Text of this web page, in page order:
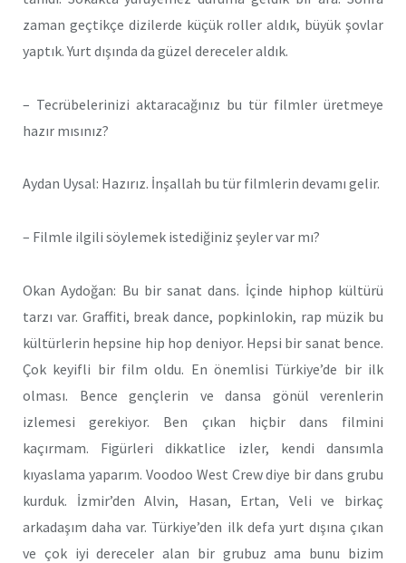
zaman geçtikçe dizilerde küçük roller aldık, büyük şovlar
yaptık. Yurt dışında da güzel dereceler aldık.
– Tecrübelerinizi aktaracağınız bu tür filmler üretmeye
hazır mısınız?
Aydan Uysal: Hazırız. İnşallah bu tür filmlerin devamı gelir.
– Filmle ilgili söylemek istediğiniz şeyler var mı?
Okan Aydoğan: Bu bir sanat dans. İçinde hiphop kültürü
tarzı var. Graffiti, break dance, popkinlokin, rap müzik bu
kültürlerin hepsine hip hop deniyor. Hepsi bir sanat bence.
Çok keyifli bir film oldu. En önemlisi Türkiye’de bir ilk
olması. Bence gençlerin ve dansa gönül verenlerin
izlemesi gerekiyor. Ben çıkan hiçbir dans filmini
kaçırmam. Figürleri dikkatlice izler, kendi dansımla
kıyaslama yaparım. Voodoo West Crew diye bir dans grubu
kurduk. İzmir’den Alvin, Hasan, Ertan, Veli ve birkaç
arkadaşım daha var. Türkiye’den ilk defa yurt dışına çıkan
ve çok iyi dereceler alan bir grubuz ama bunu bizim